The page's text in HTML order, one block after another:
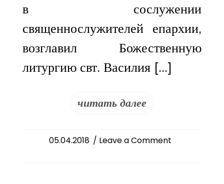
в сослужении
священнослужителей епархии,
возглавил Божественную
литургию свт. Василия […]
читать далее
05.04.2018 / Leave a Commenton